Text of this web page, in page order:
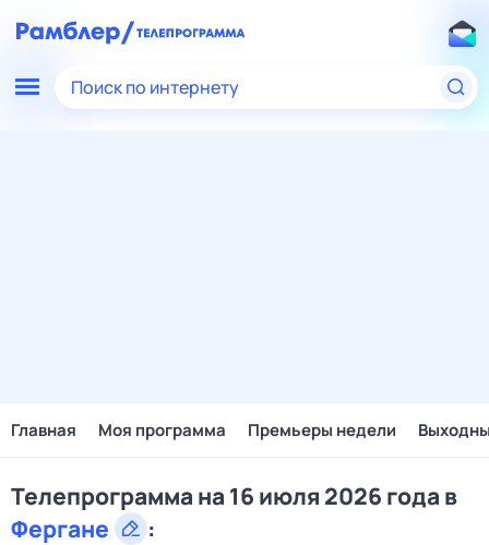
Поиск по интернету
Главная Моя программа Премьеры недели
Телепрограмма на 16 июля 2026 года в
Фергане
: